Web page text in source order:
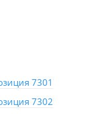
7301
7302